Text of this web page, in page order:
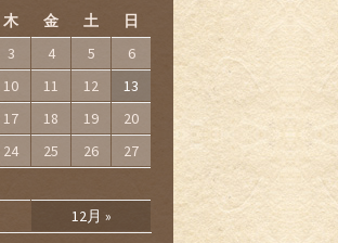
木 金 土 日
12月 »
3 4 5
6
10 11 12
13
17 18 19
20
24 25 26
27